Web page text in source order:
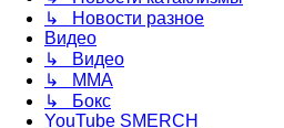
↳ Новости разное
Видео
↳ Видео
↳ ММА
↳ Бокс
YouTube SMERCH